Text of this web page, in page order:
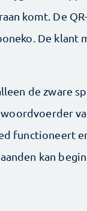
komt. De
De klant
de zware
woordvoerder
functioneert
kan